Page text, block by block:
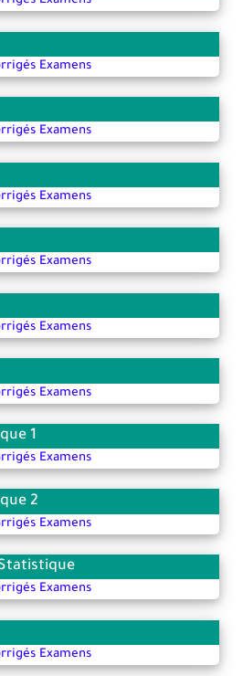
Examens
Examens
Examens
Examens
Examens
Examens
1
Examens
2
Examens
Examens
Examens